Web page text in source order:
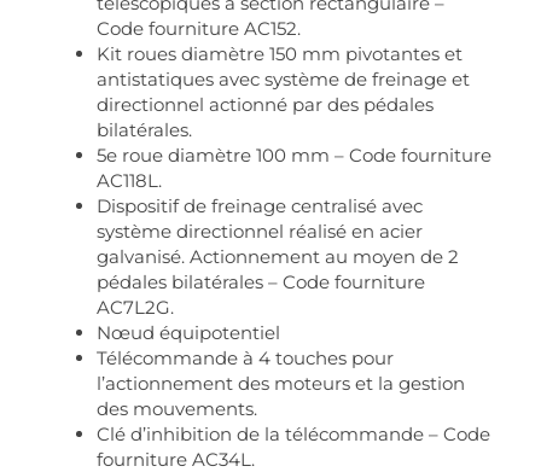
Code fourniture AC152.
Kit roues diamètre 150 mm pivotantes et
antistatiques avec système de freinage et
directionnel actionné par des pédales
bilatérales.
5e roue diamètre 100 mm – Code fourniture
AC118L.
Dispositif de freinage centralisé avec
système directionnel réalisé en acier
galvanisé. Actionnement au moyen de 2
pédales bilatérales – Code fourniture
AC7L2G.
Nœud équipotentiel
Télécommande à 4 touches pour
l’actionnement des moteurs et la gestion
des mouvements.
Clé d’inhibition de la télécommande – Code
fourniture AC34L.